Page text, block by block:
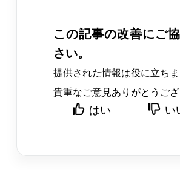
この記事の改善にご
さい。
提供された情報は役に立ち
貴重なご意見ありがとうござ
はい い